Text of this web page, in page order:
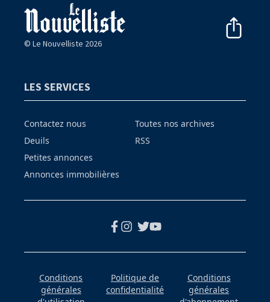
© Le Nouvelliste 2026
LES SERVICES
Contactez nous
Deuils
Petites annonces
Annonces immobilières
Toutes nos archives
RSS
Conditions
générales
Politique de
confidentialité
Conditions
générales